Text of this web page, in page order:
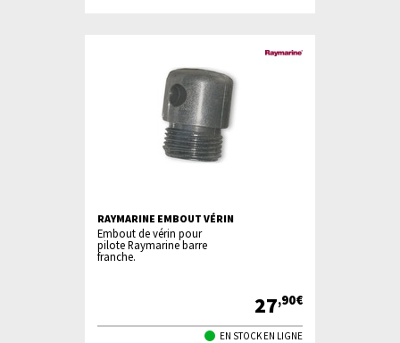
RAYMARINE EMBOUT VÉRIN
Embout de vérin pour
pilote Raymarine barre
franche.
27,90€
EN STOCK EN LIGNE